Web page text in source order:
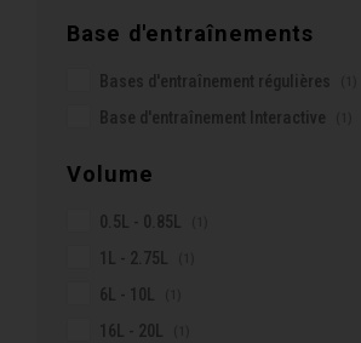
Base d'entraînements
Bases d'entraînement régulières
Base d'entraînement Interactive
Volume
0.5L - 0.85L
1L - 2.75L
6L - 10L
16L - 20L